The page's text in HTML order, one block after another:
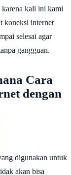
karena kali ini kami
koneksi internet
selesai agar
gangguan.
Cara
dengan
digunakan untuk
akan bisa